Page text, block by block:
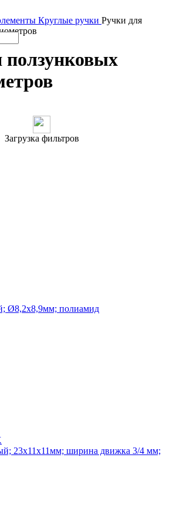
Круглые ручки Ручки для
ползунковых
Загрузка фильтров
Ø8,2x8,9мм; полиамид
23x11x11мм; ширина движка 3/4 мм;